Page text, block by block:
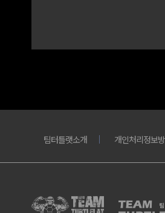
팀터틀랫소개 개인처리정보